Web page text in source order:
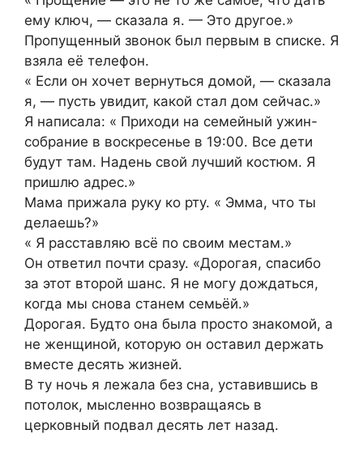
ему ключ, — сказала я. — Это другое.»
Пропущенный звонок был первым в списке. Я
взяла её телефон.
« Если он хочет вернуться домой, — сказала
я, — пусть увидит, какой стал дом сейчас.»
Я написала: « Приходи на семейный ужин-
собрание в воскресенье в 19:00. Все дети
будут там. Надень свой лучший костюм. Я
пришлю адрес.»
Мама прижала руку ко рту. « Эмма, что ты
делаешь?»
« Я расставляю всё по своим местам.»
Он ответил почти сразу. «Дорогая, спасибо
за этот второй шанс. Я не могу дождаться,
когда мы снова станем семьёй.»
Дорогая. Будто она была просто знакомой, а
не женщиной, которую он оставил держать
вместе десять жизней.
В ту ночь я лежала без сна, уставившись в
потолок, мысленно возвращаясь в
церковный подвал десять лет назад.